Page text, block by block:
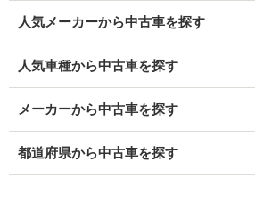
人気メーカーから中古車を探す
人気車種から中古車を探す
メーカーから中古車を探す
都道府県から中古車を探す